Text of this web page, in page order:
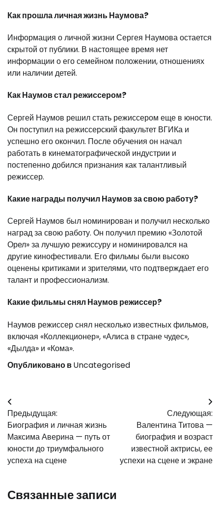
Как прошла личная жизнь Наумова?
Информация о личной жизни Сергея Наумова остается
скрытой от публики. В настоящее время нет
информации о его семейном положении, отношениях
или наличии детей.
Как Наумов стал режиссером?
Сергей Наумов решил стать режиссером еще в юности.
Он поступил на режиссерский факультет ВГИКа и
успешно его окончил. После обучения он начал
работать в кинематографической индустрии и
постепенно добился признания как талантливый
режиссер.
Какие награды получил Наумов за свою работу?
Сергей Наумов был номинирован и получил несколько
наград за свою работу. Он получил премию «Золотой
Орел» за лучшую режиссуру и номинировался на
другие кинофестивали. Его фильмы были высоко
оценены критиками и зрителями, что подтверждает его
талант и профессионализм.
Какие фильмы снял Наумов режиссер?
Наумов режиссер снял несколько известных фильмов,
включая «Коллекционер», «Алиса в стране чудес»,
«Дылда» и «Кома».
Опубликовано вUncategorised
Навигация
по
записям
Предыдущая:
Биография и личная жизнь
Максима Аверина — путь от
юности до триумфального
успеха на сцене
Следующая:
Валентина Титова —
биография и возраст
известной актрисы, ее
успехи на сцене и экране
Связанные записи